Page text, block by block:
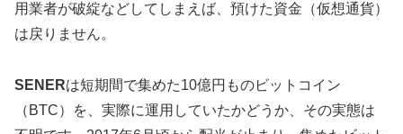
用業者が破綻などしてしまえば、預けた資金（仮想通貨）
は戻りません。
SENERは短期間で集めた10億円ものビットコイン
（BTC）を、実際に運用していたかどうか、その実態は